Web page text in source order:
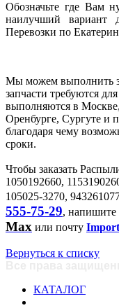
Обозначьте где Вам
наилучший вариант
Перевозки по
Мы можем выполнить
запчасти требуются
выполняются в
Оренбурге, Сургуте и
благодаря чему
сроки.
Чтобы заказать
1050192660,
105025-3270,
555-75-29, напишите
Max или почту
Вернуться к списку
КАТАЛОГ